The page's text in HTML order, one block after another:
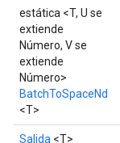
estática <T, U se
extiende
Número, V se
extiende
Número>
BatchToSpaceNd
<T>
Salida <T>